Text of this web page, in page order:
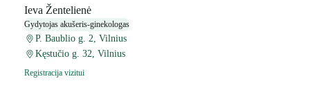
Ieva Žentelienė
Gydytojas akušeris-ginekologas
P. Baublio g. 2, Vilnius
Kęstučio g. 32, Vilnius
Registracija vizitui